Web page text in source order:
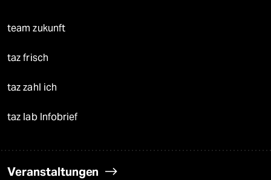
team zukunft
taz frisch
taz zahl ich
taz lab Infobrief
Veranstaltungen